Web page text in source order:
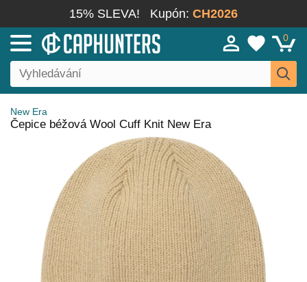
15% SLEVA! Kupón: CH2026
0
New Era
Čepice béžová Wool Cuff Knit New Era